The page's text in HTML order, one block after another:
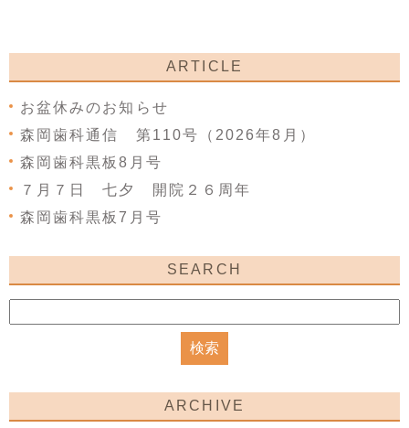
ARTICLE
お盆休みのお知らせ
森岡歯科通信 第110号（2026年8月）
森岡歯科黒板8月号
７月７日 七夕 開院２６周年
森岡歯科黒板7月号
SEARCH
ARCHIVE